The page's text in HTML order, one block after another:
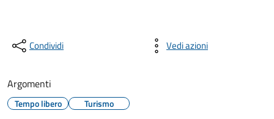
Condividi Vedi azioni
Argomenti
Tempo libero Turismo